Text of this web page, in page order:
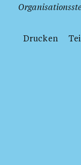
Drucken